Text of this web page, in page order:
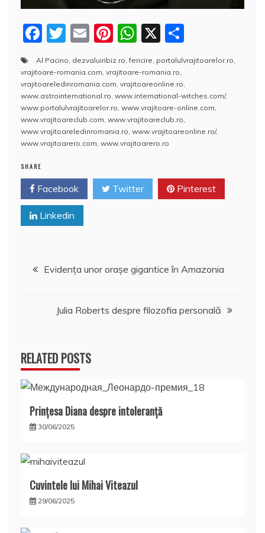
F
a
c
e
b
o
o
T
w
itt
er
E
m
ai
l
Pi
nt
er
e
st
W
h
at
s
A
p
p
X
a
rt
aj
e
a
Al Pacino dezvaluiribiz.ro ,fericire portalulvrajitoarelor.ro
vrajitoare-romania.com vrajitoare-romania.ro
vrajitoareledinromania.com vrajitoareonline.ro
www.astrointernational.ro www.international-witches.com/,
www.portalulvrajitoarelor.ro www.vrajitoare-online.com
www.vrajitoareclub.com www.vrajitoareclub.ro
www.vrajitoareledinromania.ro www.vrajitoareonline.ro/,
www.vrajitoarero.com www.vrajitoarero.ro
SHARE
Facebook Twitter Pinterest
Linkedin
Navigare
Evidenţa unor oraşe gigantice în Amazonia
Julia Roberts despre filozofia personală
RELATED POSTS
Prințesa Diana despre intoleranță
30/06/2025
Cuvintele lui Mihai Viteazul
29/06/2025